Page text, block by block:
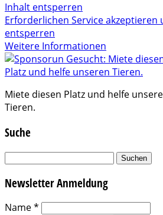
Inhalt entsperren
Erforderlichen Service akzeptieren
entsperren
Weitere Informationen
Miete diesen Platz und helfe
Tieren.
Suche
Suchen
Newsletter Anmeldung
Name*